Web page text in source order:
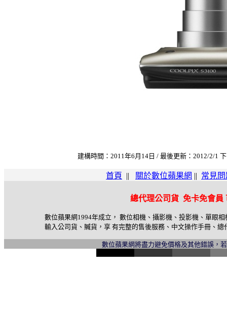
建構時間：2011年6月14日 / 最後更新：2012/2/1
首頁 || 關於數位蘋果網 || 常見
總代理公司貨 免卡免會
數位蘋果網1994年成立， 數位相機、攝影機、投影機、單眼
輸入公司貨、贓貨，享 有完整的售後服務、中文操作手冊、
數位蘋果網將盡力避免價格及其他錯誤，